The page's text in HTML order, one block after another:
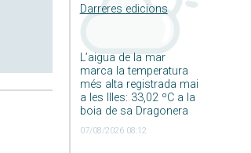
Darreres edicions
L’aigua de la mar
marca la temperatura
més alta registrada mai
a les Illes: 33,02 ºC a la
boia de sa Dragonera
07/08/2026 08:12